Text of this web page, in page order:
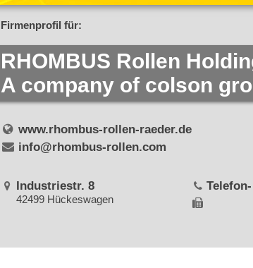
Firmenprofil für:
RHOMBUS Rollen
A company of colson
www.rhombus-rollen-raeder.de
info@rhombus-rollen.com
Industriestr. 8
42499 Hückeswagen